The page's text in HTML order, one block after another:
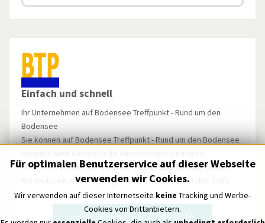
Einfach und schnell
Ihr Unternehmen auf Bodensee Treffpunkt - Rund um den
Bodensee
Sie können auf Bodensee Treffpunkt - Rund um den Bodensee
Inserieren Sie mit ausführlicher Beschreibung, Bilder, Label,
Kontakt, Link zur Homepage, Video, Dokumente (.doc .pdf)
u.v.m.
IHR UNTERNEHMEN JETZT EINTRAGEN
Für optimalen Benutzerservice auf dieser Webseite
verwenden wir Cookies.
Wir verwenden auf dieser Internetseite keine Tracking und Werbe-
Cookies von Drittanbietern.